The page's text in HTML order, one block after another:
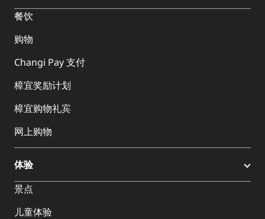
餐饮
购物
Changi Pay 支付
樟宜奖励计划
樟宜购物礼宾
网上购物
体验
景点
儿童体验